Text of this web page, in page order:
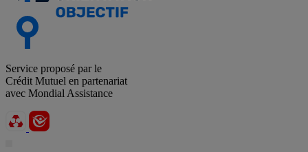
Service proposé par le
Crédit Mutuel en partenariat
avec Mondial Assistance